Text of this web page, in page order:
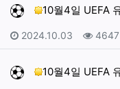
10월4일 UEFA 유
작성일
2024.10.03 조회
4647
10월4일 UEFA 유